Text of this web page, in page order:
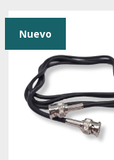
Contacto
Nuevo